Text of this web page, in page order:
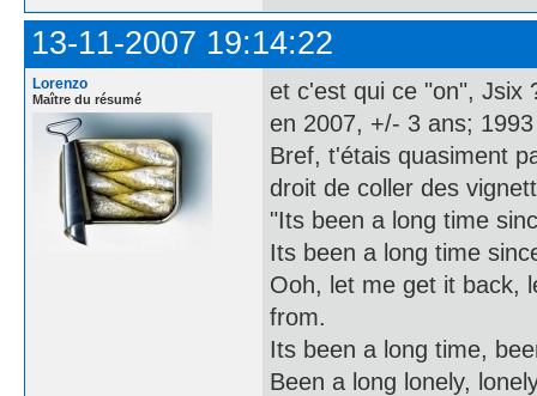
13-11-2007 19:14:22
Lorenzo
Maître du résumé
et c'est qui ce "on", Jsix
en 2007, +/- 3 ans;
Bref, t'étais quasiment
droit de coller des
"Its been a long time
Its been a long time
Ooh, let me get it back,
from.
Its been a long time,
Been a long lonely,